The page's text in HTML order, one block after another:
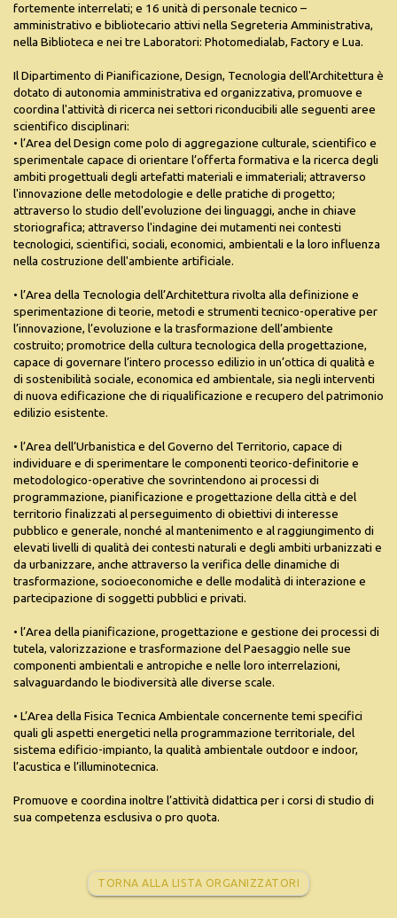
fortemente interrelati; e 16 unità di personale tecnico –
amministrativo e bibliotecario attivi nella Segreteria Amministrativa,
nella Biblioteca e nei tre Laboratori: Photomedialab, Factory e Lua.
Il Dipartimento di Pianificazione, Design, Tecnologia dell'Architettura è
dotato di autonomia amministrativa ed organizzativa, promuove e
coordina l'attività di ricerca nei settori riconducibili alle seguenti aree
scientifico disciplinari:
• l’Area del Design come polo di aggregazione culturale, scientifico e
sperimentale capace di orientare l’offerta formativa e la ricerca degli
ambiti progettuali degli artefatti materiali e immateriali; attraverso
l'innovazione delle metodologie e delle pratiche di progetto;
attraverso lo studio dell'evoluzione dei linguaggi, anche in chiave
storiografica; attraverso l'indagine dei mutamenti nei contesti
tecnologici, scientifici, sociali, economici, ambientali e la loro influenza
nella costruzione dell'ambiente artificiale.
• l’Area della Tecnologia dell’Architettura rivolta alla definizione e
sperimentazione di teorie, metodi e strumenti tecnico-operative per
l’innovazione, l’evoluzione e la trasformazione dell’ambiente
costruito; promotrice della cultura tecnologica della progettazione,
capace di governare l’intero processo edilizio in un’ottica di qualità e
di sostenibilità sociale, economica ed ambientale, sia negli interventi
di nuova edificazione che di riqualificazione e recupero del patrimonio
edilizio esistente.
• l’Area dell’Urbanistica e del Governo del Territorio, capace di
individuare e di sperimentare le componenti teorico-definitorie e
metodologico-operative che sovrintendono ai processi di
programmazione, pianificazione e progettazione della città e del
territorio finalizzati al perseguimento di obiettivi di interesse
pubblico e generale, nonché al mantenimento e al raggiungimento di
elevati livelli di qualità dei contesti naturali e degli ambiti urbanizzati e
da urbanizzare, anche attraverso la verifica delle dinamiche di
trasformazione, socioeconomiche e delle modalità di interazione e
partecipazione di soggetti pubblici e privati.
• l’Area della pianificazione, progettazione e gestione dei processi di
tutela, valorizzazione e trasformazione del Paesaggio nelle sue
componenti ambientali e antropiche e nelle loro interrelazioni,
salvaguardando le biodiversità alle diverse scale.
• L’Area della Fisica Tecnica Ambientale concernente temi specifici
quali gli aspetti energetici nella programmazione territoriale, del
sistema edificio-impianto, la qualità ambientale outdoor e indoor,
l’acustica e l’illuminotecnica.
Promuove e coordina inoltre l’attività didattica per i corsi di studio di
sua competenza esclusiva o pro quota.
TORNA ALLA LISTA ORGANIZZATORI